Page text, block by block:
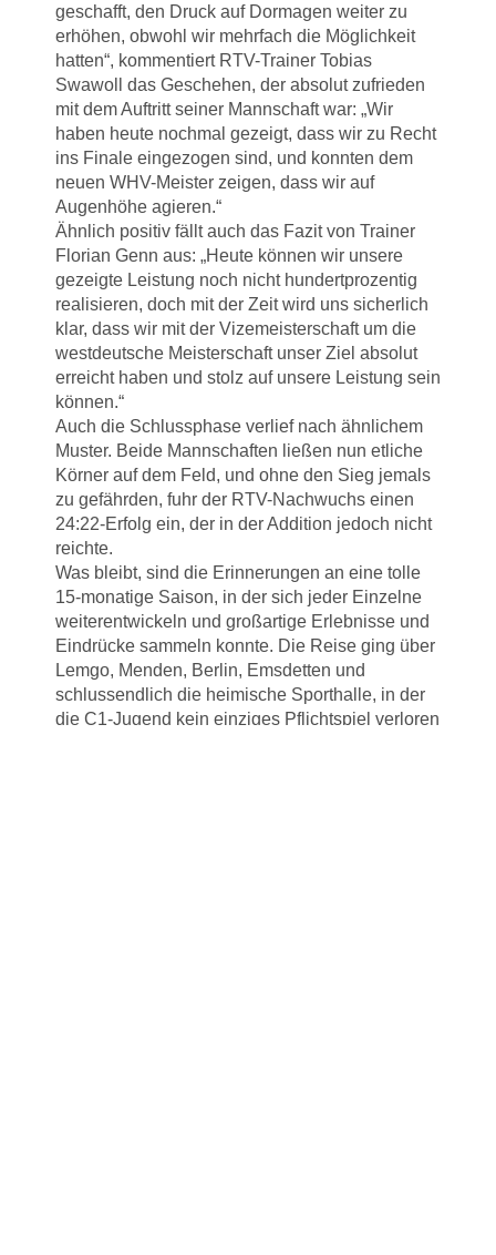
geschafft, den Druck auf Dormagen weiter zu
erhöhen, obwohl wir mehrfach die Möglichkeit
hatten“, kommentiert RTV-Trainer Tobias
Swawoll das Geschehen, der absolut zufrieden
mit dem Auftritt seiner Mannschaft war: „Wir
haben heute nochmal gezeigt, dass wir zu Recht
ins Finale eingezogen sind, und konnten dem
neuen WHV-Meister zeigen, dass wir auf
Augenhöhe agieren.“
Ähnlich positiv fällt auch das Fazit von Trainer
Florian Genn aus: „Heute können wir unsere
gezeigte Leistung noch nicht hundertprozentig
realisieren, doch mit der Zeit wird uns sicherlich
klar, dass wir mit der Vizemeisterschaft um die
westdeutsche Meisterschaft unser Ziel absolut
erreicht haben und stolz auf unsere Leistung sein
können.“
Auch die Schlussphase verlief nach ähnlichem
Muster. Beide Mannschaften ließen nun etliche
Körner auf dem Feld, und ohne den Sieg jemals
zu gefährden, fuhr der RTV-Nachwuchs einen
24:22-Erfolg ein, der in der Addition jedoch nicht
reichte.
Was bleibt, sind die Erinnerungen an eine tolle
15-monatige Saison, in der sich jeder Einzelne
weiterentwickeln und großartige Erlebnisse und
Eindrücke sammeln konnte. Die Reise ging über
Lemgo, Menden, Berlin, Emsdetten und
schlussendlich die heimische Sporthalle, in der
die C1-Jugend kein einziges Pflichtspiel verloren